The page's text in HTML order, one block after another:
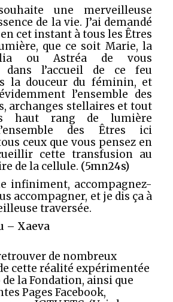
une merveilleuse
de la vie. J’ai demandé
cet instant à tous les Êtres
que ce soit Marie, la
ou Astréa de vous
dans l’accueil de ce feu
la douceur du féminin, et
l’ensemble des
archanges stellaires et tout
haut rang de lumière
des Êtres ici
ceux que vous pensez en
cette transfusion au
de la cellule. (5mn24s)
infiniment, accompagnez-
accompagner, et je dis ça à
traversée.
– Xaeva
de nombreux
cette réalité expérimentée
de la Fondation, ainsi que
Pages Facebook,